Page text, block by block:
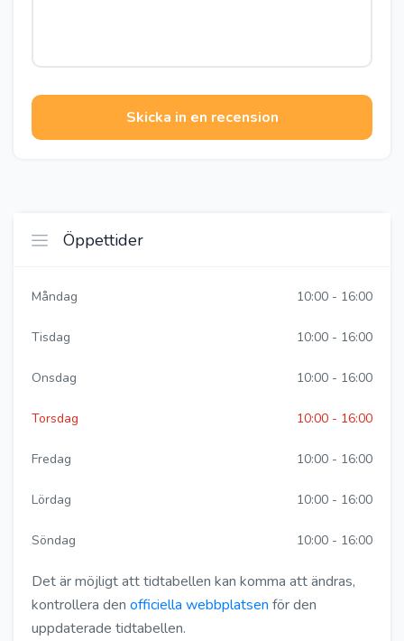
Skicka in en recension
Öppettider
Måndag 10:00 - 16:00
Tisdag 10:00 - 16:00
Onsdag 10:00 - 16:00
Torsdag 10:00 - 16:00
Fredag 10:00 - 16:00
Lördag 10:00 - 16:00
Söndag 10:00 - 16:00
Det är möjligt att tidtabellen kan komma att ändras,
kontrollera den officiella webbplatsen för den
uppdaterade tidtabellen.